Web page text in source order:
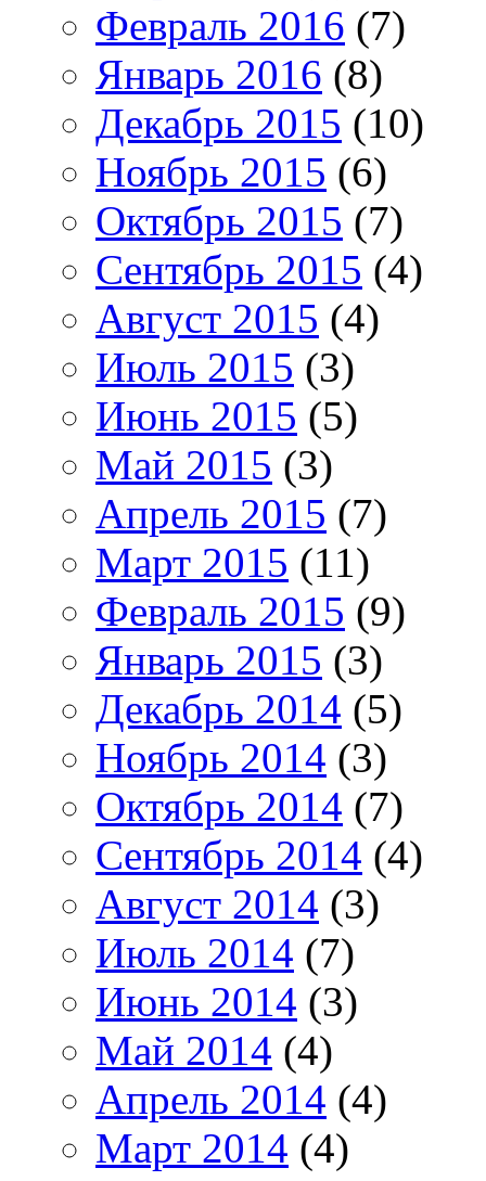
Февраль 2016 (7)
Январь 2016 (8)
Декабрь 2015 (10)
Ноябрь 2015 (6)
Октябрь 2015 (7)
Сентябрь 2015 (4)
Август 2015 (4)
Июль 2015 (3)
Июнь 2015 (5)
Май 2015 (3)
Апрель 2015 (7)
Март 2015 (11)
Февраль 2015 (9)
Январь 2015 (3)
Декабрь 2014 (5)
Ноябрь 2014 (3)
Октябрь 2014 (7)
Сентябрь 2014 (4)
Август 2014 (3)
Июль 2014 (7)
Июнь 2014 (3)
Май 2014 (4)
Апрель 2014 (4)
Март 2014 (4)